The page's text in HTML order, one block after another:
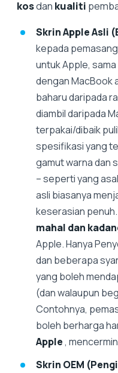
kosdan kualiti
Skrin Apple Asli
kepada
untuk Apple,
dengan MacBook
baharu daripada
diambil daripada
terpakai/dibaik
spesifikasi yang
gamut warna dan
– seperti yang
asli biasanya
keserasian
mahal dan
Apple. Hanya
dan beberapa
yang boleh
(dan walaupun
Contohnya,
boleh berharga
Apple,
Skrin OEM